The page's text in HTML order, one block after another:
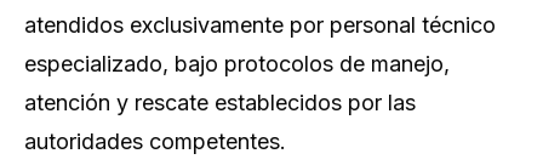
atendidos exclusivamente por personal técnico
especializado, bajo protocolos de manejo,
atención y rescate establecidos por las
autoridades competentes.